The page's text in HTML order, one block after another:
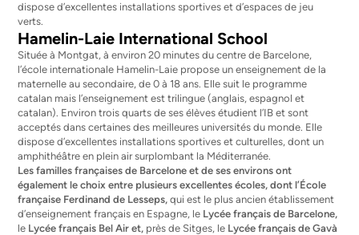
dispose d’excellentes installations sportives et d’espaces de jeu
verts.
Hamelin-Laie International School
Située à Montgat, à environ 20 minutes du centre de Barcelone,
l’école internationale Hamelin-Laie propose un enseignement de la
maternelle au secondaire, de 0 à 18 ans. Elle suit le programme
catalan mais l’enseignement est trilingue (anglais, espagnol et
catalan). Environ trois quarts de ses élèves étudient l’IB et sont
acceptés dans certaines des meilleures universités du monde. Elle
dispose d’excellentes installations sportives et culturelles, dont un
amphithéâtre en plein air surplombant la Méditerranée.
Les familles françaises de Barcelone et de ses environs ont
également le choix entre plusieurs excellentes écoles, dont l’École
française Ferdinand de Lesseps, qui est le plus ancien établissement
d’enseignement français en Espagne, le Lycée français de Barcelone,
le Lycée français Bel Air et, près de Sitges, le Lycée français de Gavà